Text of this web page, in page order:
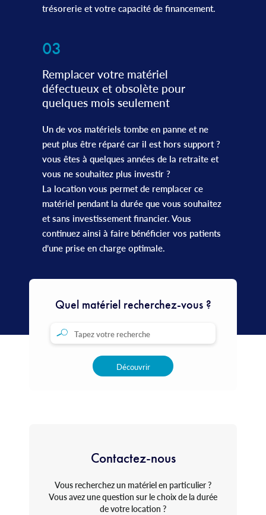
trésorerie et votre capacité de financement.
03
Remplacer votre matériel
défectueux et obsolète pour
quelques mois seulement
Un de vos matériels tombe en panne et ne
peut plus être réparé car il est hors support ?
vous êtes à quelques années de la retraite et
vous ne souhaitez plus investir ?
La location vous permet de remplacer ce
matériel pendant la durée que vous souhaitez
et sans investissement financier. Vous
continuez ainsi à faire bénéficier vos patients
d’une prise en charge optimale.
Quel matériel recherchez-vous ?
Découvrir
Contactez-nous
Vous recherchez un matériel en particulier ?
Vous avez une question sur le choix de la durée
de votre location ?